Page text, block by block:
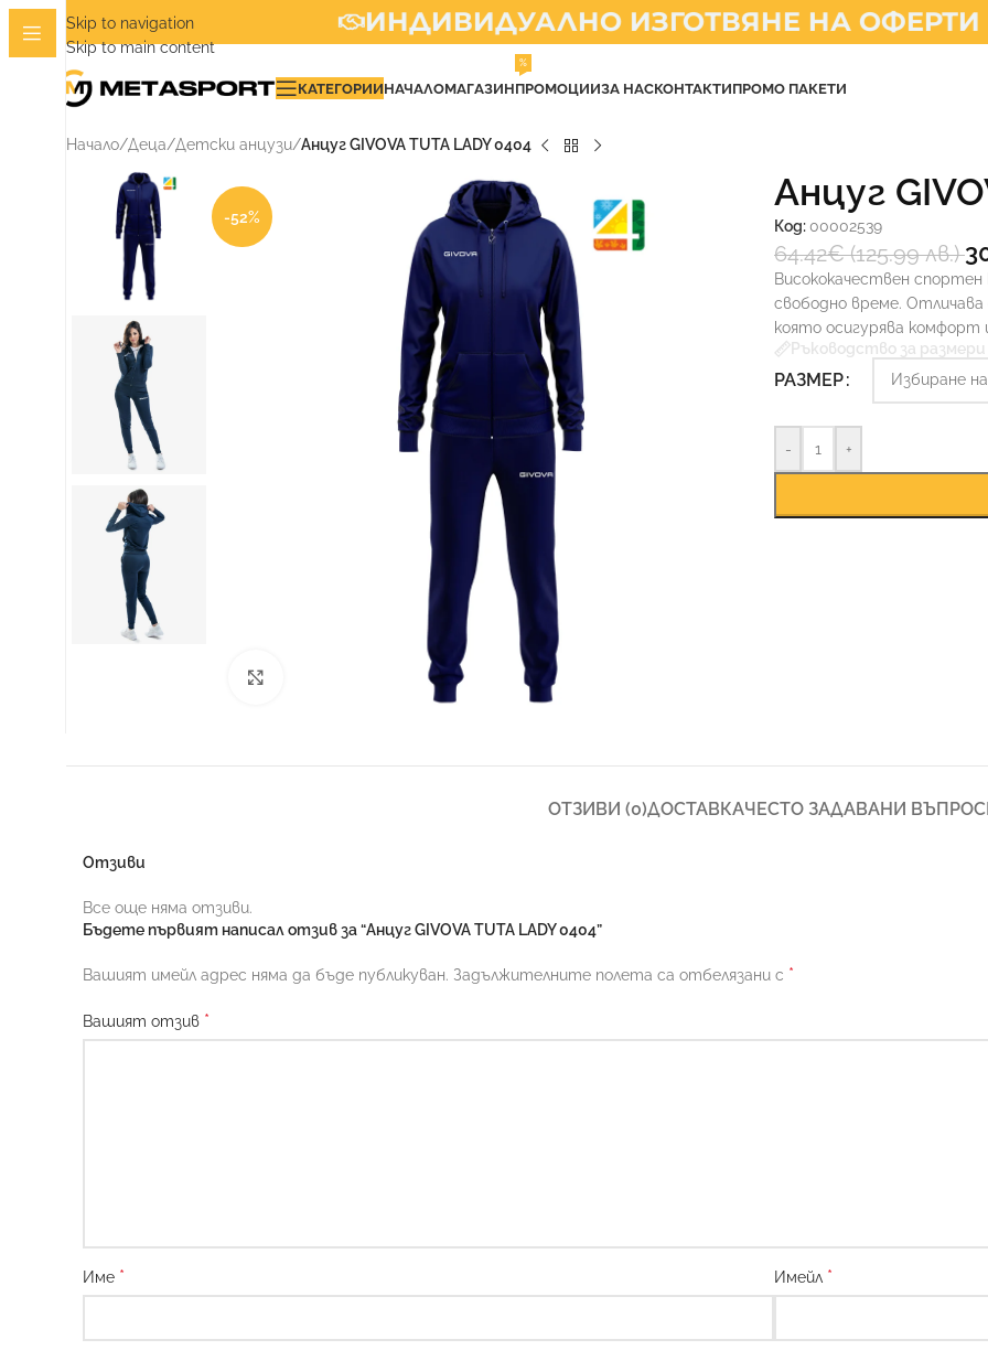
Skip to navigation
Skip to main content
ИНДИВИДУАЛНО ИЗГОТВЯНЕ НА ОФЕРТИ
КАТЕГОРИИНАЧАЛОМАГАЗИНПРОМОЦИИ
%
ЗА НАСКОНТАКТИПРОМО ПАКЕТИ
Начало/Деца/Детски анцузи/Анцуг GIVOVA TUTA LADY 0404
-52%
Анцуг
Код: 00002539
64.42€(125.99 лв.)
Висококачествен
свободно време. Отличава
която осигурява комфорт
Ръководство за размери
РАЗМЕР
- +
ОТЗИВИ (0)ДОСТАВКАЧЕСТО ЗАДАВАНИ
Отзиви
Все още няма отзиви.
Бъдете първият написал отзив за “Анцуг GIVOVA TUTA LADY 0404”
Вашият имейл адрес няма да бъде публикуван. Задължителните полета са отбелязани с *
Вашият отзив *
Име * Имейл *